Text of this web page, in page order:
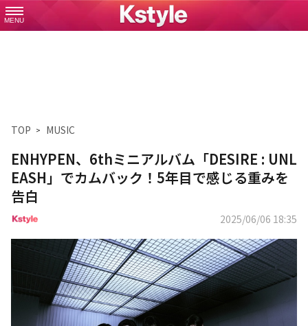
MENU
TOP MUSIC
ENHYPEN、6thミニアルバム「DESIRE : UNL
EASH」でカムバック！5年目で感じる重みを
告白
2025/06/06 18:35